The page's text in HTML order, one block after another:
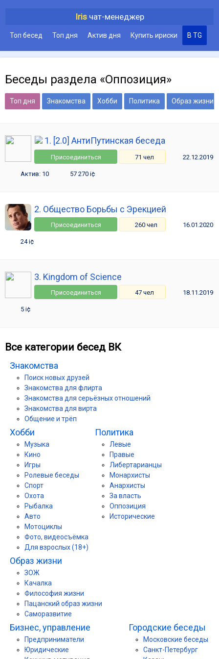
Irisчат-менеджер
Топ бесед Топ дня Актив дня Купить ириски В TG
Беседы раздела «Оппозиция»
Топ дня Знакомства Хобби Политика Образ жизни
1. [2.0] АнтиПутинская беседа
Присоединиться 71 чел 22.12.2019
Актив: 10 57 270 i¢
2. Общество Борьбы с Эрекцией
Присоединиться 260 чел 16.01.2020
24 i¢
3. Kingdom of Science
Присоединиться 47 чел 18.11.2019
5 i¢
Все категории бесед ВК
Знакомства
Поиск новых друзей
Знакомства для флирта
Знакомства для серьёзных отношений
Знакомства для вирта
Общение и трёп
Хобби
Музыка
Кино
Игры
Ролевые беседы
Спорт
Охота
Рыбалка
Авто
Мотоциклы
Фото, видеосъёмка
Для взрослых (18+)
Политика
Левые
Правые
Либертарианцы
Монархисты
Анархисты
За власть
Оппозиция
Исторические
Образ жизни
ЗОЖ
Качалка
Философия жизни
Пацанский образ жизни
Саморазвитие
Бизнес, управление
Предприниматели
Юридические
Городские беседы
Московские беседы
Санкт-Петербург